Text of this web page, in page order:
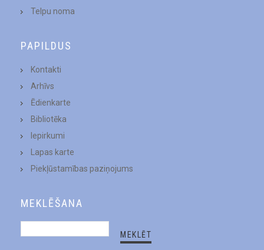
Telpu noma
PAPILDUS
Kontakti
Arhīvs
Ēdienkarte
Bibliotēka
Iepirkumi
Lapas karte
Piekļūstamības paziņojums
MEKLĒŠANA